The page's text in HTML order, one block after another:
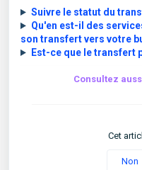
Suivre le statut du
Qu'en est-il des
son transfert vers votre
Est-ce que le transfert
Consultez
Cet
Non